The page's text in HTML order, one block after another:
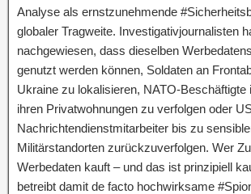
Analyse als ernstzunehmende
globaler Tragweite. Investigativjournalisten
nachgewiesen, dass dieselben
genutzt werden können, Soldaten an
Ukraine zu lokalisieren, NATO-
ihren Privatwohnungen zu verfolgen oder
Nachrichtendienstmitarbeiter bis zu
Militärstandorten zurückzuverfolgen. Wer
Werbedaten kauft – und das ist prinzipiell
betreibt damit de facto hochwirksame